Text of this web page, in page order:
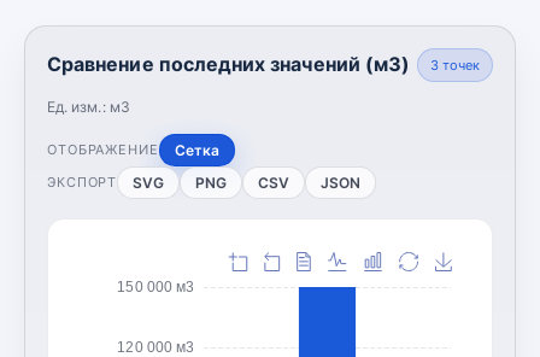
Сравнение последних значений (м3)
Ед. изм.: м3
3точек
ОТОБРАЖЕНИЕ Сетка
ЭКСПОРТ SVG PNG CSV JSON
120 000 м3
150 000 м3